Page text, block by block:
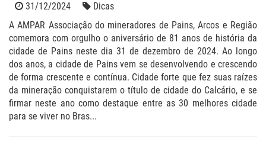
31/12/2024
Dicas
A AMPAR Associação do mineradores de Pains, Arcos e Região
comemora com orgulho o aniversário de 81 anos de história da
cidade de Pains neste dia 31 de dezembro de 2024. Ao longo
dos anos, a cidade de Pains vem se desenvolvendo e crescendo
de forma crescente e contínua. Cidade forte que fez suas raízes
da mineração conquistarem o título de cidade do Calcário, e se
firmar neste ano como destaque entre as 30 melhores cidade
para se viver no Bras...